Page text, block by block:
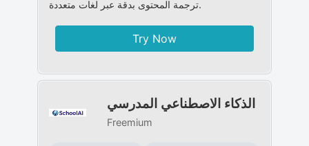
ترجمة المحتوى بدقة عبر لغات متعددة.
Try Now
الذكاء الاصطناعي المدرسي
Freemium